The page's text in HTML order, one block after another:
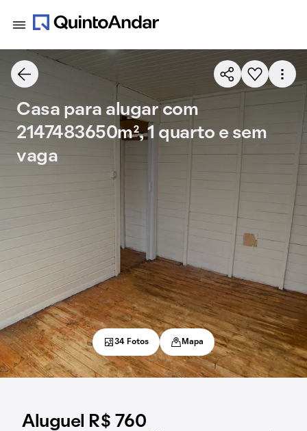
Aluguel R$ 760
Casa para alugar com
2147483650m², 1 quarto e sem
vaga
34 Fotos Mapa